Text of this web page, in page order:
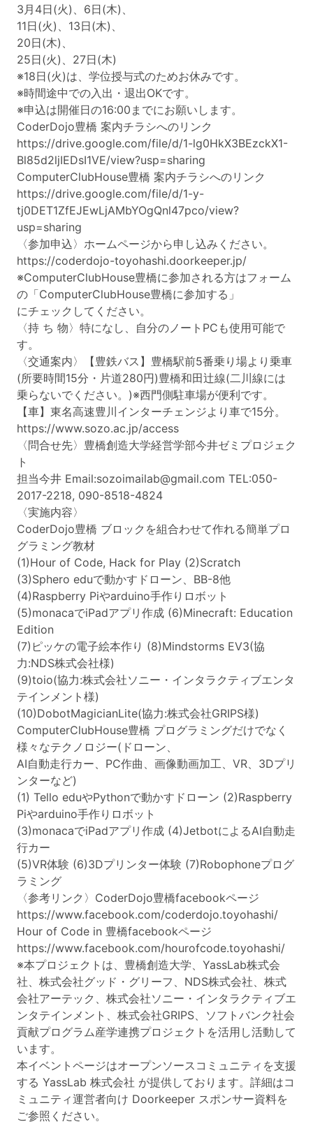
3月4日(火)、6日(木)、
11日(火)、13日(木)、
20日(木)、
25日(火)、27日(木)
※18日(火)は、学位授与式のためお休みです。
※時間途中での入出・退出OKです。
※申込は開催日の16:00までにお願いします。
CoderDojo豊橋 案内チラシへのリンク
https://drive.google.com/file/d/1-lg0HkX3BEzckX1-
Bl85d2ljIEDsI1VE/view?usp=sharing
ComputerClubHouse豊橋 案内チラシへのリンク
https://drive.google.com/file/d/1-y-
tj0DET1ZfEJEwLjAMbYOgQnl47pco/view?
usp=sharing
〈参加申込〉ホームページから申し込みください。
https://coderdojo-toyohashi.doorkeeper.jp/
※ComputerClubHouse豊橋に参加される方はフォーム
の「ComputerClubHouse豊橋に参加する」
にチェックしてください。
〈持 ち 物〉特になし、自分のノートPCも使用可能で
す。
〈交通案内〉【豊鉄バス】豊橋駅前5番乗り場より乗車
(所要時間15分・片道280円)豊橋和田辻線(二川線には
乗らないでください。)※西門側駐車場が便利です。
【車】東名高速豊川インターチェンジより車で15分。
https://www.sozo.ac.jp/access
〈問合せ先〉豊橋創造大学経営学部今井ゼミプロジェク
ト
担当今井 Email:sozoimailab@gmail.com TEL:050-
2017-2218, 090-8518-4824
〈実施内容〉
CoderDojo豊橋 ブロックを組合わせて作れる簡単プロ
グラミング教材
(1)Hour of Code, Hack for Play (2)Scratch
(3)Sphero eduで動かすドローン、BB-8他
(4)Raspberry Piやarduino手作りロボット
(5)monacaでiPadアプリ作成 (6)Minecraft: Education
Edition
(7)ピッケの電子絵本作り (8)Mindstorms EV3(協
力:NDS株式会社様)
(9)toio(協力:株式会社ソニー・インタラクティブエンタ
テインメント様)
(10)DobotMagicianLite(協力:株式会社GRIPS様)
ComputerClubHouse豊橋 プログラミングだけでなく
様々なテクノロジー(ドローン、
AI自動走行カー、PC作曲、画像動画加工、VR、3Dプリ
ンターなど)
(1) Tello eduやPythonで動かすドローン (2)Raspberry
Piやarduino手作りロボット
(3)monacaでiPadアプリ作成 (4)JetbotによるAI自動走
行カー
(5)VR体験 (6)3Dプリンター体験 (7)Robophoneプログ
ラミング
〈参考リンク〉CoderDojo豊橋facebookページ
https://www.facebook.com/coderdojo.toyohashi/
Hour of Code in 豊橋facebookページ
https://www.facebook.com/hourofcode.toyohashi/
※本プロジェクトは、豊橋創造大学、YassLab株式会
社、株式会社グッド・グリーフ、NDS株式会社、株式
会社アーテック、株式会社ソニー・インタラクティブエ
ンタテインメント、株式会社GRIPS、ソフトバンク社会
貢献プログラム産学連携プロジェクトを活用し活動して
います。
本イベントページはオープンソースコミュニティを支援
する YassLab 株式会社 が提供しております。詳細はコ
ミュニティ運営者向け Doorkeeper スポンサー資料を
ご参照ください。